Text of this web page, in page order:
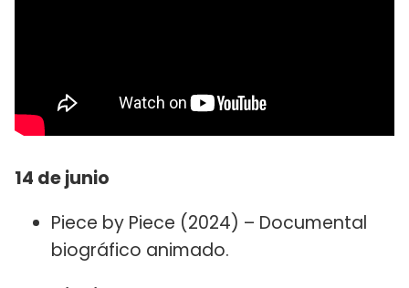
14 de junio
Piece by Piece (2024) – Documental
biográfico animado.